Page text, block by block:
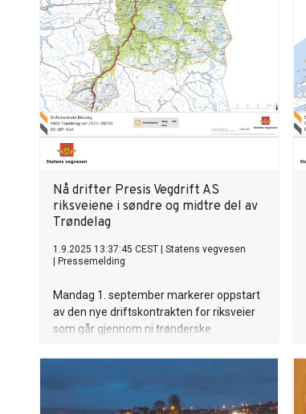
Nå drifter Presis Vegdrift AS
riksveiene i søndre og midtre del av
Trøndelag
1.9.2025 13:37:45 CEST
Statens vegvesen
Pressemelding
Mandag 1. september markerer oppstart
av den nye driftskontrakten for riksveier
som går gjennom ni trønderske
innbyggere.